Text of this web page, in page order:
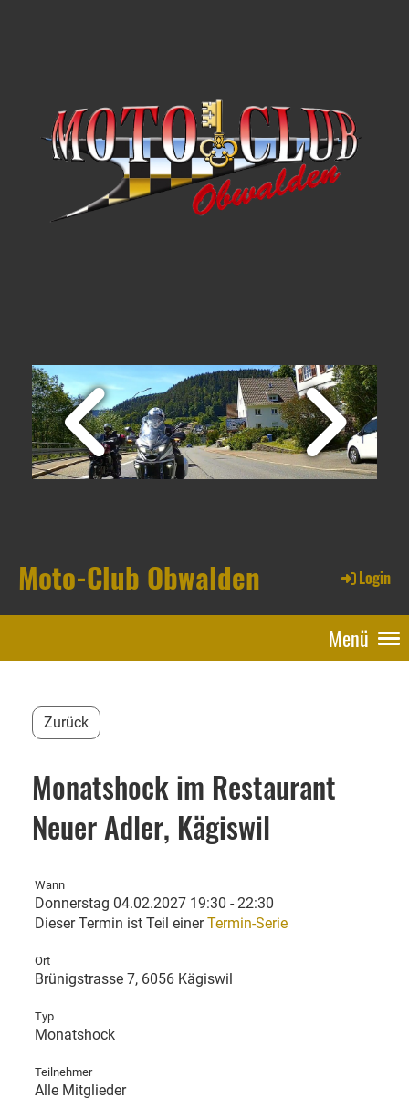
Moto-Club Obwalden Login
Menü
Zurück
Monatshock im Restaurant
Neuer Adler, Kägiswil
Wann
Donnerstag 04.02.2027 19:30 - 22:30
Dieser Termin ist Teil einerTermin-Serie
Ort
Brünigstrasse 7, 6056 Kägiswil
Typ
Monatshock
Teilnehmer
Alle Mitglieder